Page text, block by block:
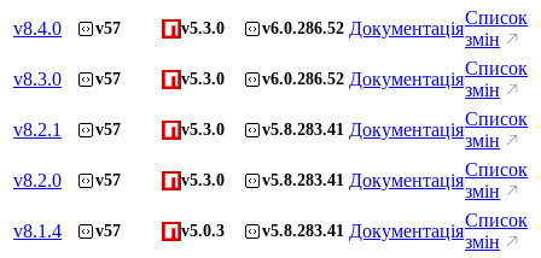
v8.4.0 v57 v5.3.0 v6.0.286.52 Документація
Список
змін
v8.3.0 v57 v5.3.0 v6.0.286.52 Документація
Список
змін
v8.2.1 v57 v5.3.0 v5.8.283.41 Документація
Список
змін
v8.2.0 v57 v5.3.0 v5.8.283.41 Документація
Список
змін
v8.1.4 v57 v5.0.3 v5.8.283.41 Документація
Список
змін